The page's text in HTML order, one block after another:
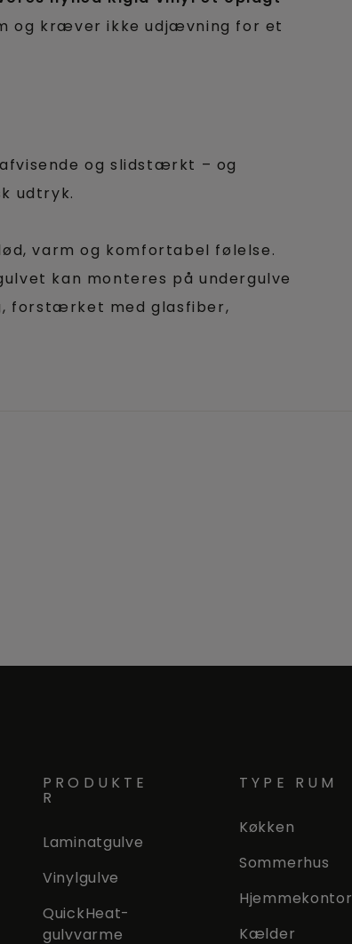
og kræver ikke udjævning for et
og slidstærkt – og
udtryk.
varm og komfortabel følelse.
kan monteres på undergulve
forstærket med glasfiber,
PRODUKTE
R
Laminatgulve
Vinylgulve
QuickHeat-
gulvvarme
TYPE RUM
Køkken
Sommerhus
Hjemmekontor
Kælder